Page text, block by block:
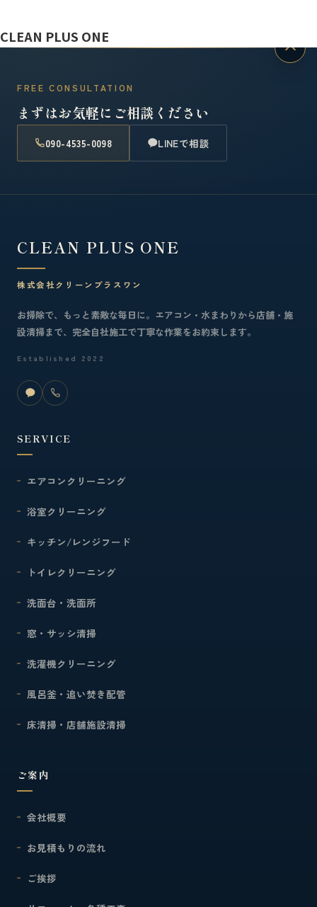
CLEAN PLUS ONE
FREE CONSULTATION
まずはお気軽にご相談ください
090-4535-0098 LINEで相談
CLEAN PLUS ONE
株式会社クリーンプラスワン
お掃除で、もっと素敵な毎日に。エアコン・水まわりから店舗・施
設清掃まで、完全自社施工で丁寧な作業をお約束します。
Established 2022
SERVICE
エアコンクリーニング
浴室クリーニング
キッチン/レンジフード
トイレクリーニング
洗面台・洗面所
窓・サッシ清掃
洗濯機クリーニング
風呂釜・追い焚き配管
床清掃・店舗施設清掃
ご案内
会社概要
お見積もりの流れ
ご挨拶